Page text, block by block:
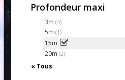
Profondeur maxi
3m (4)
5m (1)
15m
20m (2)
« Tous